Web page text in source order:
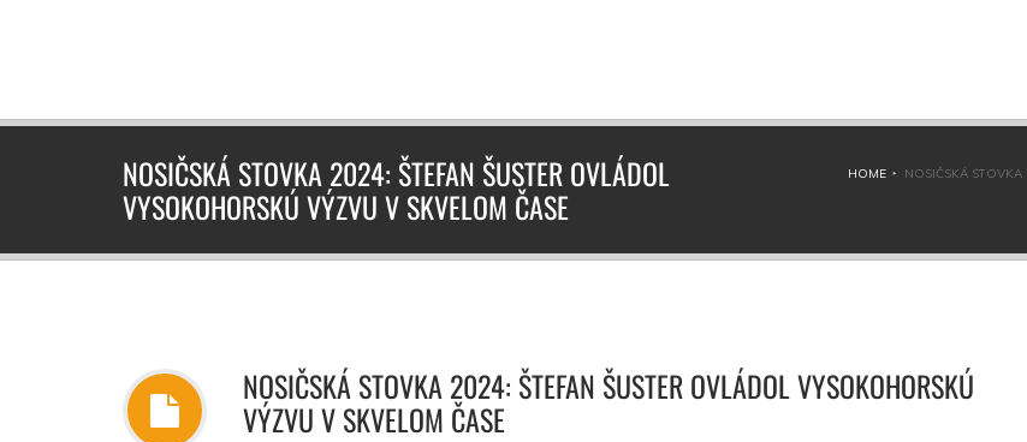
NOSIČSKÁ STOVKA 2024: ŠTEFAN ŠUSTER OVLÁDOL
VYSOKOHORSKÚ VÝZVU V SKVELOM ČASE
HOME NOSIČSKÁ
NOSIČSKÁ STOVKA 2024: ŠTEFAN ŠUSTER OVLÁDOL VYSOKOHORSKÚ
VÝZVU V SKVELOM ČASE